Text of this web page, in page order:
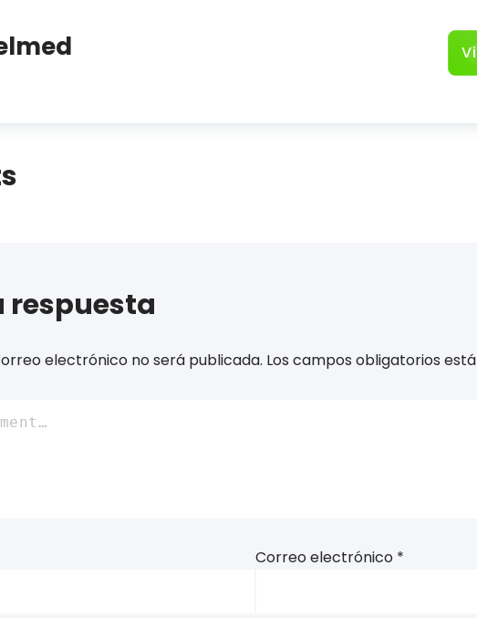
respuesta
electrónico no será publicada. Los campos obligatorios
Correo electrónico *